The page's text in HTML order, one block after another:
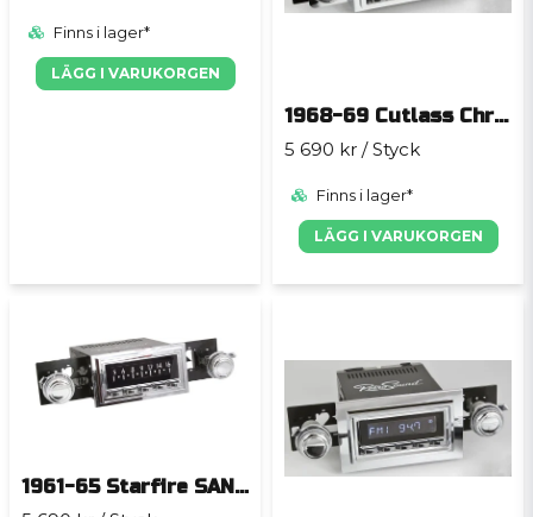
Finns i lager*
LÄGG I VARUKORGEN
1968-69 Cutlass Chrome SAN DIEGO
5 690 kr / Styck
Finns i lager*
LÄGG I VARUKORGEN
1961-65 Starfire SAN DIEGO